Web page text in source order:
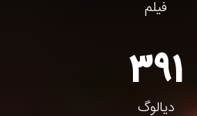
فیلم
391
دیالوگ